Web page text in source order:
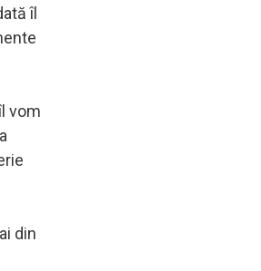
îl
vom
din